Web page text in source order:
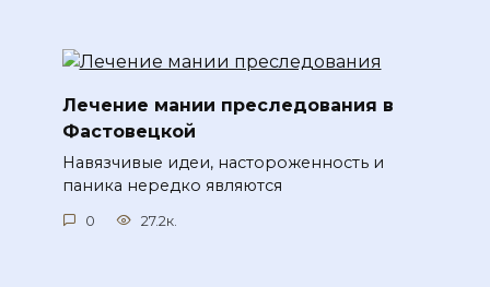
Лечение мании преследования в
Фастовецкой
Навязчивые идеи, настороженность и
паника нередко являются
0 27.2к.